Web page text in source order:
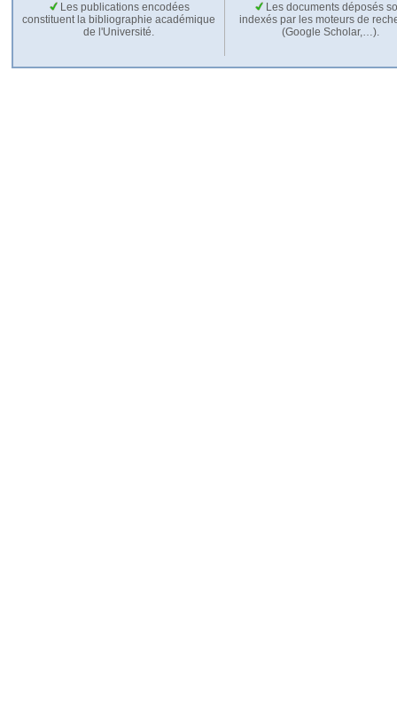
Les publications encodées
constituent la bibliographie académique
de l'Université.
Les documents déposés
indexés par les moteurs de
(Google Scholar,…).